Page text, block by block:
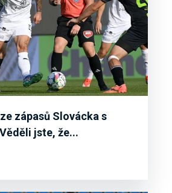
zápasů Slovácka s
jste, že...